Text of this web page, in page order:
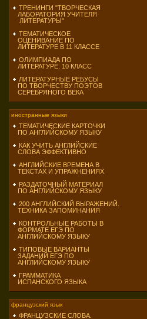
ТРЕНИНГИ "ТВОРЧЕСКАЯ
ЛАБОРАТОРИЯ УЧИТЕЛЯ
ЛИТЕРАТУРЫ"
ТЕМАТИЧЕСКОЕ
ОЦЕНИВАНИЕ ПО
ЛИТЕРАТУРЕ В 11 КЛАССЕ
ОЛИМПИАДА ПО
ЛИТЕРАТУРЕ. 10 КЛАСС
ЛИТЕРАТУРНЫЕ РЕБУСЫ
ПО ТВОРЧЕСТВУ ПОЭТОВ
СЕРЕБРЯНОГО ВЕКА
иностранные языки
ТЕМАТИЧЕСКИЕ КАРТОЧКИ
ПО АНГЛИЙСКОМУ ЯЗЫКУ
КАК УЧИТЬ АНГЛИЙСКИЕ
СЛОВА ЭФФЕКТИВНО
АНГЛИЙСКИЕ ВРЕМЕНА В
ТЕКСТАХ И УПРАЖНЕНИЯХ
РАЗДАТОЧНЫЙ МАТЕРИАЛ
ПО АНГЛИЙСКОМУ ЯЗЫКУ
200 АНГЛИЙСКИЙ ВЫРАЖЕНИЙ.
ТЕХНИКА ЗАПОМИНАНИЯ
КОНТРОЛЬНЫЕ РАБОТЫ В
ФОРМАТЕ ЕГЭ ПО
АНГЛИЙСКОМУ ЯЗЫКУ
ТИПОВЫЕ ВАРИАНТЫ
ЗАДАНИЙ ЕГЭ ПО
АНГЛИЙСКОМУ ЯЗЫКУ
ГРАММАТИКА
ИСПАНСКОГО ЯЗЫКА
французский язык
ФРАНЦУЗСКИЕ СЛОВА.